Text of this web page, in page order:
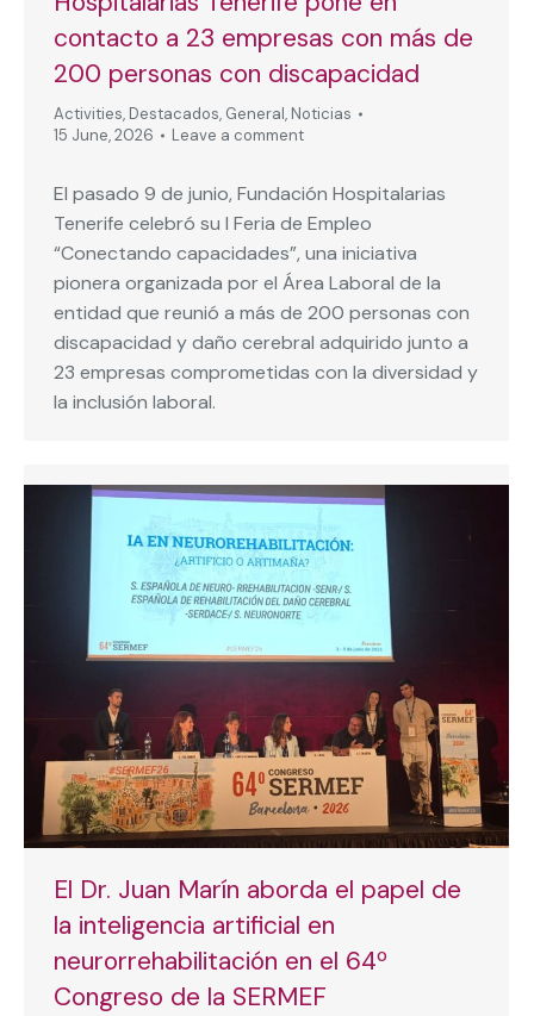
contacto a 23 empresas con más de
200 personas con discapacidad
Activities, Destacados, General, Noticias
15 June, 2026
Leave a comment
El pasado 9 de junio, Fundación Hospitalarias
Tenerife celebró su I Feria de Empleo
“Conectando capacidades”, una iniciativa
pionera organizada por el Área Laboral de la
entidad que reunió a más de 200 personas con
discapacidad y daño cerebral adquirido junto a
23 empresas comprometidas con la diversidad y
la inclusión laboral.
El Dr. Juan Marín aborda el papel de
la inteligencia artificial en
neurorrehabilitación en el 64º
Congreso de la SERMEF